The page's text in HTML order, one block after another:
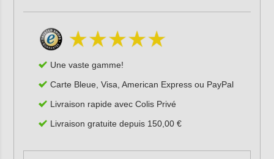
Une vaste gamme!
Carte Bleue, Visa, American Express ou PayPal
Livraison rapide avec Colis Privé
Livraison gratuite depuis 150,00 €